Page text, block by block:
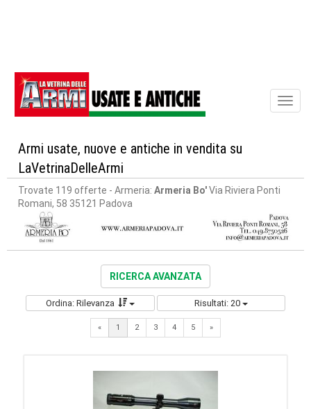
Armi usate, nuove e antiche in vendita su
LaVetrinaDelleArmi
Trovate 119 offerte - Armeria: Armeria Bo'Via Riviera Ponti
Romani, 58 35121 Padova
RICERCA AVANZATA
Ordina: Rilevanza Risultati: 20
« 1 2 3 4 5 »Next